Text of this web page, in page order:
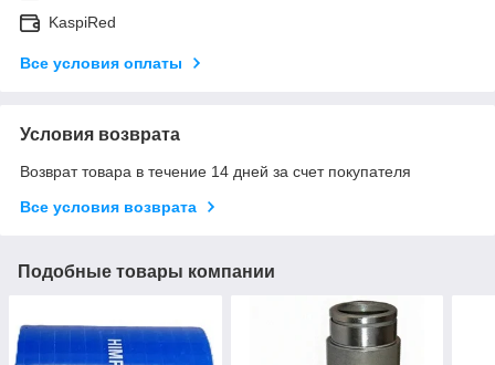
KaspiRed
Все условия оплаты
Условия возврата
Возврат товара в течение 14 дней за счет покупателя
Все условия возврата
Подобные товары компании